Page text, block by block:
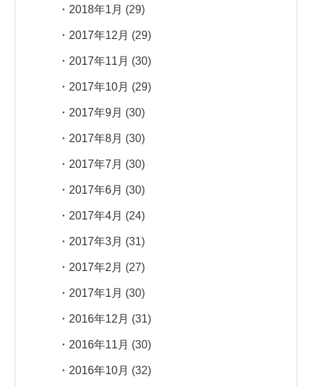
2018年1月 (29)
2017年12月 (29)
2017年11月 (30)
2017年10月 (29)
2017年9月 (30)
2017年8月 (30)
2017年7月 (30)
2017年6月 (30)
2017年4月 (24)
2017年3月 (31)
2017年2月 (27)
2017年1月 (30)
2016年12月 (31)
2016年11月 (30)
2016年10月 (32)